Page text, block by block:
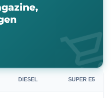
DIESEL SUPER E5